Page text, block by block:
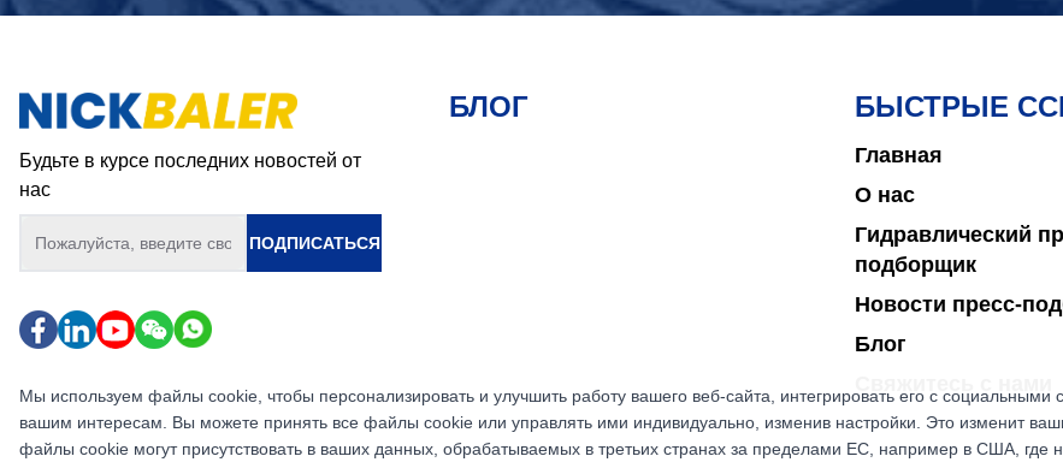
Будьте в курсе последних новостей от
нас
ПОДПИСАТЬСЯ
БЛОГ БЫСТРЫЕ
Главная
О нас
Гидравлический
подборщик
Новости пресс-
Блог
Мы используем файлы cookie, чтобы персонализировать и улучшить работу вашего веб-сайта, интегрировать его с
вашим интересам. Вы можете принять все файлы cookie или управлять ими индивидуально, изменив настройки. Это изменит
файлы cookie могут присутствовать в ваших данных, обрабатываемых в третьих странах за пределами ЕС, например в США, где